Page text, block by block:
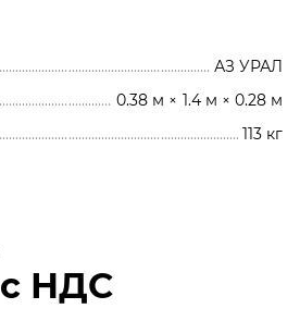
АЗ УРАЛ
0.38 м × 1.4 м × 0.28 м
113 кг
с НДС